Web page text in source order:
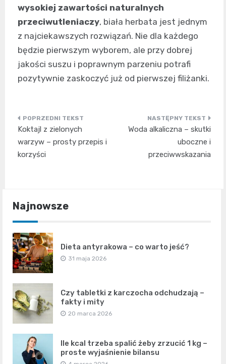
wysokiej zawartości naturalnych
przeciwutleniaczy, biała herbata jest jednym
z najciekawszych rozwiązań. Nie dla każdego
będzie pierwszym wyborem, ale przy dobrej
jakości suszu i poprawnym parzeniu potrafi
pozytywnie zaskoczyć już od pierwszej filiżanki.
Nawigacja
wpisu
Koktajl z zielonych
warzyw – prosty przepis i
korzyści
Woda alkaliczna – skutki
uboczne i
przeciwwskazania
Najnowsze
Dieta antyrakowa – co warto jeść?
31 maja 2026
Czy tabletki z karczocha odchudzają –
fakty i mity
20 marca 2026
Ile kcal trzeba spalić żeby zrzucić 1 kg –
proste wyjaśnienie bilansu